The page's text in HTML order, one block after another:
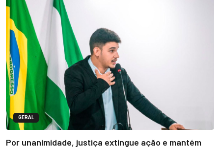
GERAL
Por unanimidade, justiça extingue ação e mantém